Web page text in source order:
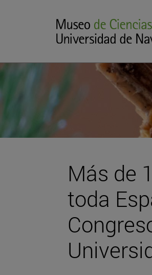
Más de
toda